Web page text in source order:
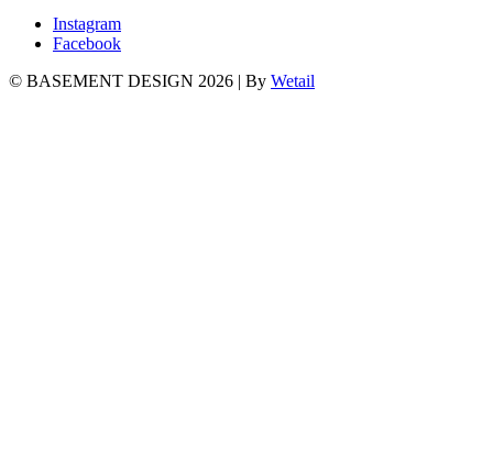
Instagram
Facebook
© BASEMENT DESIGN 2026 | By Wetail